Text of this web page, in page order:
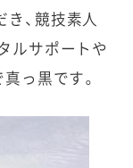
、競技素人
ルサポートや
っ黒です。